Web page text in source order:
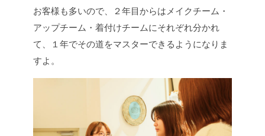
お客様も多いので、２年目からはメイクチーム・
アップチーム・着付けチームにそれぞれ分かれ
て、１年でその道をマスターできるようになりま
すよ。